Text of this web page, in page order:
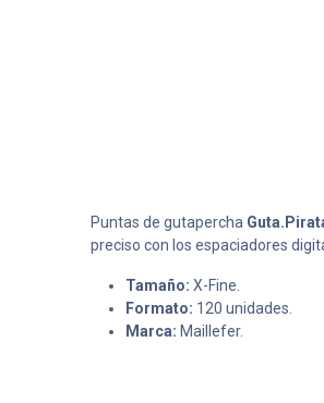
Puntas de gutapercha
preciso con los espaciadores
Tamaño: X-Fine.
Formato: 120 unidades.
Marca: Maillefer.